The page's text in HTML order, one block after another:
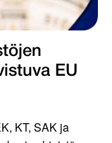
EU
KT, SAK ja